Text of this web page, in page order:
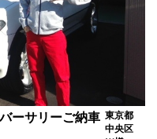
ーサリーご納車 東京都
中央区